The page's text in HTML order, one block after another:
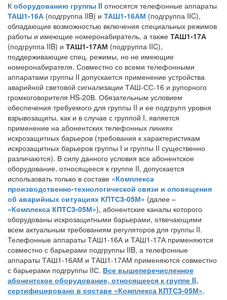
К оборудованию группы II относятся телефонные аппараты
ТАШ1-16А (подгруппа IIB) и ТАШ1-16АМ (подгруппа IIC),
обладающие возможностью включения специальных режимов
работы и имеющие номеронабиратель, а также ТАШ1-17А
(подгруппа IIB) и ТАШ1-17АМ (подгруппа IIC),
поддерживающие спец. режимы, но не имеющие
номеронабирателя. Совместно со всеми телефонными
аппаратами группы II допускается применение устройства
аварийной световой сигнализации ТАШ-СС-16 и рупорного
громкоговорителя HS-20В. Обязательным условием
обеспечения требуемого для группы II и ее подгрупп уровня
взрывозащиты, как и в случае с группой I, является
применение на абонентских телефонных линиях
искрозащитных барьеров (требования к характеристикам
искрозащитных барьеров группы I и группы II существенно
различаются). В силу данного условия все абонентское
оборудование, относящееся к группе II, допускается
использовать только в составе «Комплекса
производственно-технологической связи и оповещения
об аварийных ситуациях КПТС3-05М» (далее –
«Комплекса КПТС3-05М»), абонентские каналы которого
оборудованы искрозащитными барьерами, отвечающими
всем актуальным требованиям регуляторов для группы II.
Телефонные аппараты ТАШ1-16А и ТАШ1-17А применяются
совместно с барьерами подгруппы IIB, а телефонные
аппараты ТАШ1-16АМ и ТАШ1-17АМ применяются совместно
с барьерами подгруппы IIС. Все вышеперечисленное
абонентское оборудование, относящееся к группе II,
сертифицировано в составе «Комплекса КПТС3-05М».